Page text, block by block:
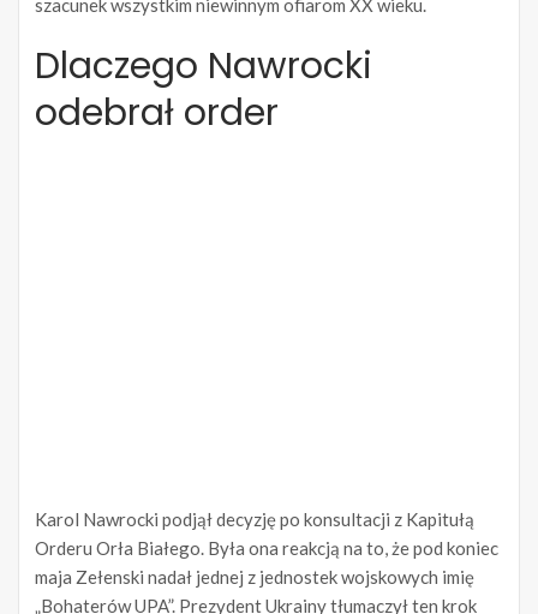
szacunek wszystkim niewinnym ofiarom XX wieku.
Dlaczego Nawrocki
odebrał order
Karol Nawrocki podjął decyzję po konsultacji z Kapitułą
Orderu Orła Białego. Była ona reakcją na to, że pod koniec
maja Zełenski nadał jednej z jednostek wojskowych imię
„Bohaterów UPA”. Prezydent Ukrainy tłumaczył ten krok